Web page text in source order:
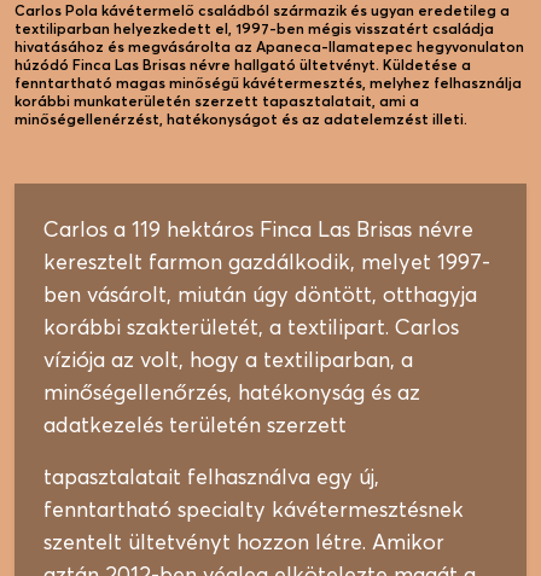
Carlos Pola kávétermelő családból származik és ugyan eredetileg a
textiliparban helyezkedett el, 1997-ben mégis visszatért családja
hivatásához és megvásárolta az Apaneca-Ilamatepec hegyvonulaton
húzódó Finca Las Brisas névre hallgató ültetvényt. Küldetése a
fenntartható magas minőségű kávétermesztés, melyhez felhasználja
korábbi munkaterületén szerzett tapasztalatait, ami a
minőségellenérzést, hatékonyságot és az adatelemzést illeti.
Carlos a 119 hektáros Finca Las Brisas névre
keresztelt farmon gazdálkodik, melyet 1997-
ben vásárolt, miután úgy döntött, otthagyja
korábbi szakterületét, a textilipart. Carlos
víziója az volt, hogy a textiliparban, a
minőségellenőrzés, hatékonyság és az
adatkezelés területén szerzett
tapasztalatait felhasználva egy új,
fenntartható specialty kávétermesztésnek
szentelt ültetvényt hozzon létre. Amikor